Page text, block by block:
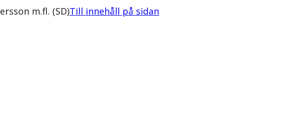
m.fl. (SD)Till innehåll på sidan